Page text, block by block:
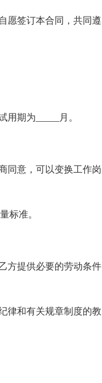
愿签订本合同，共同遵
用期为_____月。
同意，可以变换工作岗
标准。
方提供必要的劳动条件
律和有关规章制度的教